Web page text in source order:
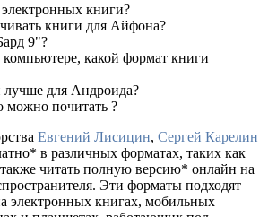
книги?
книги для Айфона?
9"?
какой формат книги
для Андроида?
можно почитать ?
Евгений Лисицин, Сергей Карелин
в различных форматах, таких как
читать полную версию* онлайн на
Эти форматы подходят
электронных книгах, мобильных